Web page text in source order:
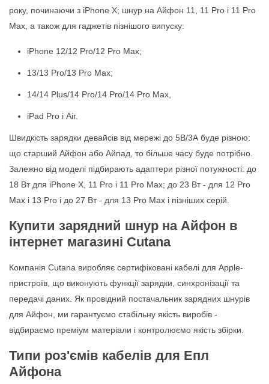
року, починаючи з iPhone X; шнур на Айфон 11, 11 Pro і 11 Pro
Max, а також для гаджетів пізнішого випуску:
iPhone 12/12 Pro/12 Pro Max;
13/13 Pro/13 Pro Max;
14/14 Plus/14 Pro/14 Pro/14 Pro Max,
iPad Pro і Air.
Швидкість зарядки девайсів від мережі до 5В/3А буде різною:
що старший Айфон або Айпад, то більше часу буде потрібно.
Залежно від моделі підбирають адаптери різної потужності: до
18 Вт для iPhone X, 11 Pro і 11 Pro Max; до 23 Вт - для 12 Pro
Max і 13 Pro і до 27 Вт - для 13 Pro Max і пізніших серій.
Купити зарядний шнур на Айфон в
інтернет магазині Cutana
Компанія Cutana виробляє сертифіковані кабелі для Apple-
пристроїв, що виконують функції зарядки, синхронізації та
передачі даних. Як провідний постачальник зарядних шнурів
для Айфон, ми гарантуємо стабільну якість виробів -
відбираємо преміум матеріали і контролюємо якість збірки.
Типи роз'ємів кабелів для Епл
Айфона